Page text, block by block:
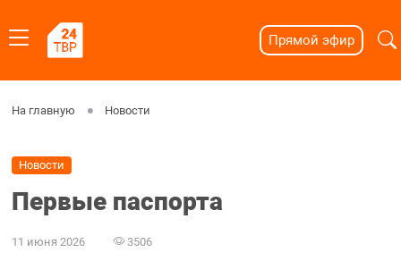
Прямой эфир
На главную Новости
Новости
Первые паспорта
11 июня 2026 3506